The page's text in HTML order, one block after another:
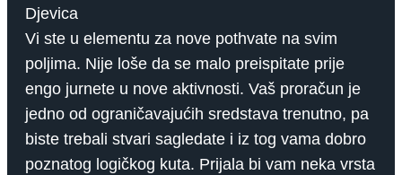
Djevica
Vi ste u elementu za nove pothvate na svim
poljima. Nije loše da se malo preispitate prije
engo jurnete u nove aktivnosti. Vaš proračun je
jedno od ograničavajućih sredstava trenutno, pa
biste trebali stvari sagledate i iz tog vama dobro
poznatog logičkog kuta. Prijala bi vam neka vrsta